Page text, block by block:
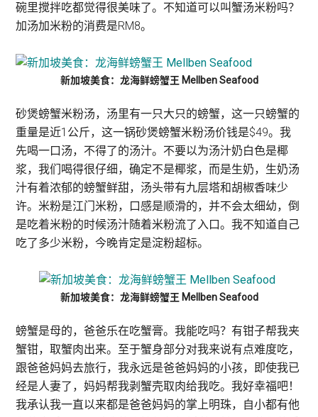
碗里搅拌吃都觉得很美味了。不知道可以叫蟹汤米粉吗？
加汤加米粉的消费是RM8。
新加坡美食：龙海鲜螃蟹王 Mellben Seafood
砂煲螃蟹米粉汤，汤里有一只大只的螃蟹，这一只螃蟹的
重量是近1公斤，这一锅砂煲螃蟹米粉汤价钱是$49。我
先喝一口汤，不得了的汤汁。不要以为汤汁奶白色是椰
浆，我们喝得很仔细，确定不是椰浆，而是生奶，生奶汤
汁有着浓郁的螃蟹鲜甜，汤头带有九层塔和胡椒香味少
许。米粉是江门米粉，口感是顺滑的，并不会太细幼，倒
是吃着米粉的时候汤汁随着米粉流了入口。我不知道自己
吃了多少米粉，今晚肯定是淀粉超标。
新加坡美食：龙海鲜螃蟹王 Mellben Seafood
螃蟹是母的，爸爸乐在吃蟹膏。我能吃吗？有钳子帮我夹
蟹钳，取蟹肉出来。至于蟹身部分对我来说有点难度吃，
跟爸爸妈妈去旅行，我永远是爸爸妈妈的小孩，即使我已
经是人妻了，妈妈帮我剥蟹壳取肉给我吃。我好幸福吧！
我承认我一直以来都是爸爸妈妈的掌上明珠，自小都有他